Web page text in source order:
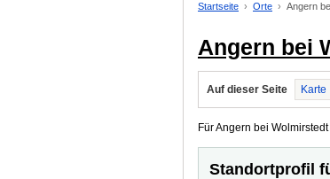
Startseite Orte Angern
Angern bei
Auf dieser Seite Karte
Für Angern bei
Standortprofil